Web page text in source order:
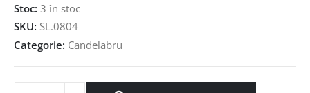
Stoc: 3 în stoc
SKU: SL.0804
Categorie: Candelabru